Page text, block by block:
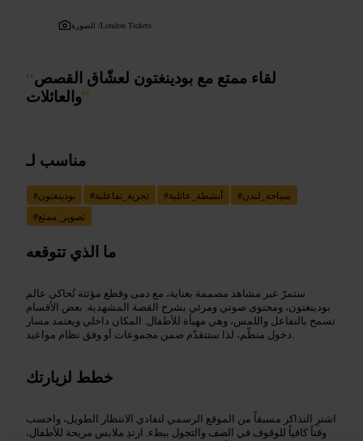
الصورة /London Tickets
“لقاء ممتع مع بودينغتون لعشّاق القصص
والعائلات”
مناسب لـ
#بودينغتون #تجربة_تفاعلية #أنشطة_عائلية #سياحة_لندن
#تصوير_ممتع
ما الذي تتوقعه
ستمرّ عبر مشاهد مصممة بعناية، مع دمى وقطع مؤثثة تُحاكي عالم
بودينغتون، ومحتوى صوتي ومرئي يشرح القصة المشهدية. بعض الأقسام
تسمح بالتفاعل واللمس، وهي مهيأة للأطفال. المكان داخلي ويعتمد مسار
دخول منظّم، لذا ستتقدّم ضمن مجموعات أو وفق نظام مواعيد.
خطط لزيارتك
اشترِ التذاكر مسبقاً من الموقع الرسمي لتفادي الانتظار الطويل، واحسب
وقتاً كافياً للوقوف في الصف والتجول ببطء. ارتدِ ملابس مريحة للأطفال،